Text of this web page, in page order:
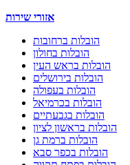
אזורי שירות
הובלות ברחובות
הובלות בחולון
הובלות בראש העין
הובלות בירושלים
הובלות בעפולה
הובלות בכרמיאל
הובלות בגבעתיים
הובלות בראשון לציון
הובלות ברמת גן
הובלות בכפר סבא